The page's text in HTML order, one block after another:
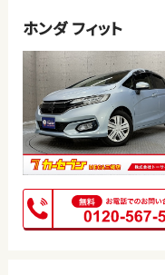
ホンダ フィット